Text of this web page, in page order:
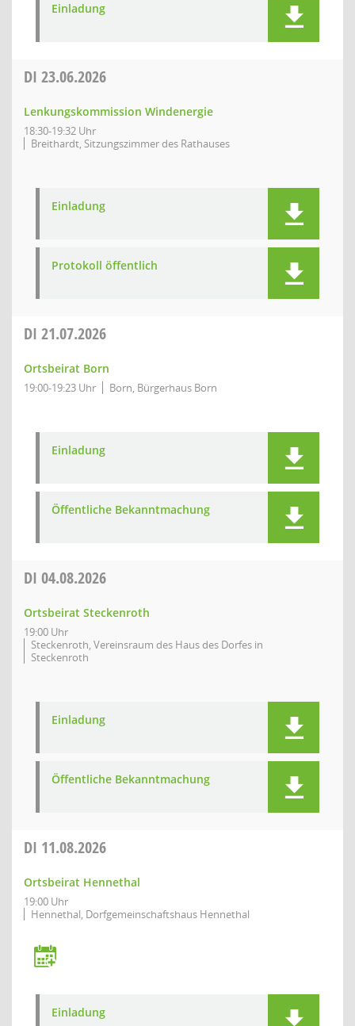
Einladung
DI 23.06.2026
Lenkungskommission Windenergie
18:30-19:32 Uhr
Breithardt, Sitzungszimmer des Rathauses
Einladung
Protokoll öffentlich
DI 21.07.2026
Ortsbeirat Born
19:00-19:23 Uhr Born, Bürgerhaus Born
Einladung
Öffentliche Bekanntmachung
DI 04.08.2026
Ortsbeirat Steckenroth
19:00 Uhr
Steckenroth, Vereinsraum des Haus des Dorfes in
Steckenroth
Einladung
Öffentliche Bekanntmachung
DI 11.08.2026
Ortsbeirat Hennethal
19:00 Uhr
Hennethal, Dorfgemeinschaftshaus Hennethal
Einladung